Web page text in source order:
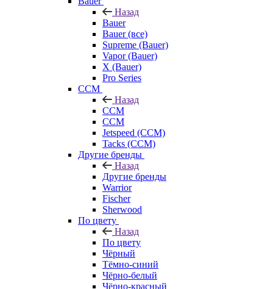
Назад
Bauer
Bauer (все)
Supreme (Bauer)
Vapor (Bauer)
X (Bauer)
Pro Series
CCM
Назад
CCM
CCM
Jetspeed (CCM)
Tacks (CCM)
Другие бренды
Назад
Другие бренды
Warrior
Fischer
Sherwood
По цвету
Назад
По цвету
Чёрный
Тёмно-синий
Чёрно-белый
Чёрно-красный